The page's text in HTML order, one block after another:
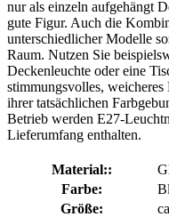
nur als einzeln aufgehängt
gute Figur. Auch die
unterschiedlicher Modelle
Raum. Nutzen Sie
Deckenleuchte oder eine
stimmungsvolles,
ihrer tatsächlichen
Betrieb werden E27-
Lieferumfang enthalten.
Material::
Farbe:
Größe: